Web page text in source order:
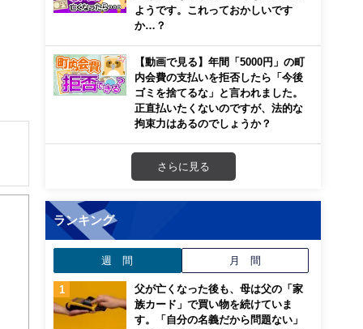
き
ようです。これっておかしいです
か…？
【動画で見る】年間「5000円」の町
内会費の支払いを拒否したら「今後
ゴミを捨てるな」と言われました。
正直払いたくないのですが、法的な
拘束力はあるのでしょうか？
さらに見る
ランキング
週 間 月 間
父が亡くなった後も、母は父の「家
族カード」で買い物を続けていま
す。「自分の名義だから問題ない」